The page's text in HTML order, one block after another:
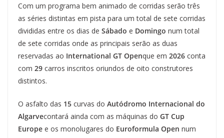
Com um programa bem animado de corridas serão três
as séries distintas em pista para um total de sete corridas
divididas entre os dias de Sábado e Domingo num total
de sete corridas onde as principais serão as duas
reservadas ao International GT Openque em 2026 conta
com 29 carros inscritos oriundos de oito construtores
distintos.
O asfalto das 15 curvas do Autódromo Internacional do
Algarvecontará ainda com as máquinas do GT Cup
Europe e os monolugares do Euroformula Open num